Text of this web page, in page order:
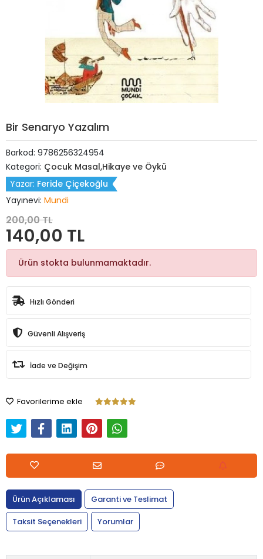
Bir Senaryo Yazalım
Barkod: 9786256324954
Kategori: Çocuk Masal,Hikaye ve Öykü
Yazar: Feride Çiçekoğlu
Yayınevi: Mundi
200,00 TL
140,00 TL
Ürün stokta bulunmamaktadır.
Hızlı Gönderi
Güvenli Alışveriş
İade ve Değişim
Favorilerime ekle
Ürün Açıklaması
Garanti ve Teslimat
Taksit Seçenekleri
Yorumlar